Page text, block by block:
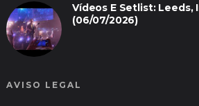
Vídeos E Setlist: Leeds,
(06/07/2026)
AVISO LEGAL